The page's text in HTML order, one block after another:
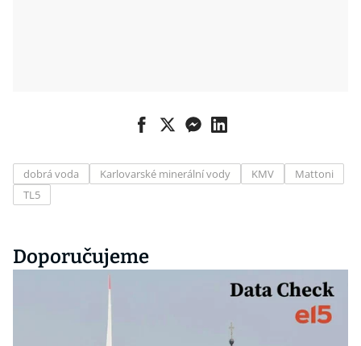
dobrá voda Karlovarské minerální vody KMV
Mattoni
TL5
Doporučujeme